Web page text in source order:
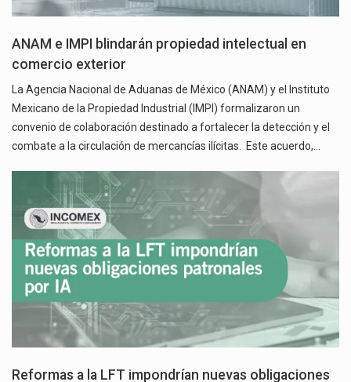
ANAM e IMPI blindarán propiedad intelectual en
comercio exterior
La Agencia Nacional de Aduanas de México (ANAM) y el Instituto
Mexicano de la Propiedad Industrial (IMPI) formalizaron un
convenio de colaboración destinado a fortalecer la detección y el
combate a la circulación de mercancías ilícitas. Este acuerdo,…
Reformas a la LFT impondrían nuevas obligaciones